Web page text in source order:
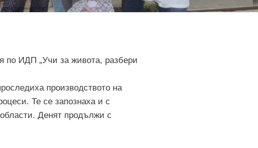
по ИДП „Учи за живота, разбери
производството на
Те се запознаха и с
Денят продължи с